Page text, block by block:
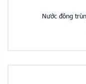
Nước đông